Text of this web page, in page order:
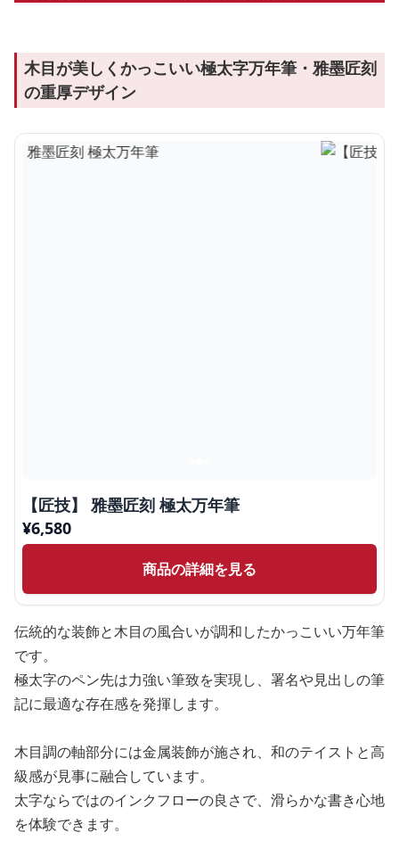
木目が美しくかっこいい極太字万年筆・雅墨匠刻
の重厚デザイン
【匠技】 雅墨匠刻 極太万年筆
¥6,580
商品の詳細を見る
伝統的な装飾と木目の風合いが調和したかっこいい万年筆
です。
極太字のペン先は力強い筆致を実現し、署名や見出しの筆
記に最適な存在感を発揮します。
木目調の軸部分には金属装飾が施され、和のテイストと高
級感が見事に融合しています。
太字ならではのインクフローの良さで、滑らかな書き心地
を体験できます。